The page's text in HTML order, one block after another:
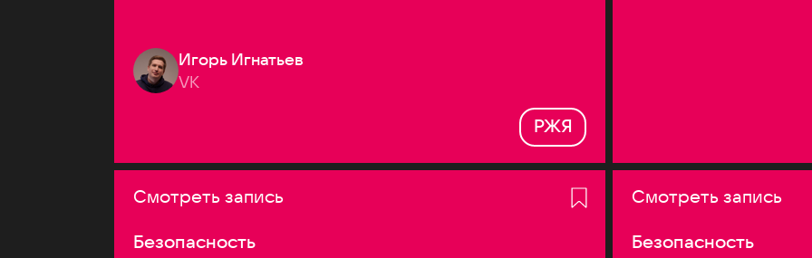
Игорь Игнатьев
VK
РЖЯ
Смотреть запись
Безопасность
Смотреть запись
Безопасность